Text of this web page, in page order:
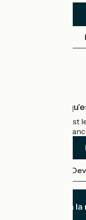
Accueil Vélo
Accueil Vélo c'est
cyclistes en
Je m'abonne à